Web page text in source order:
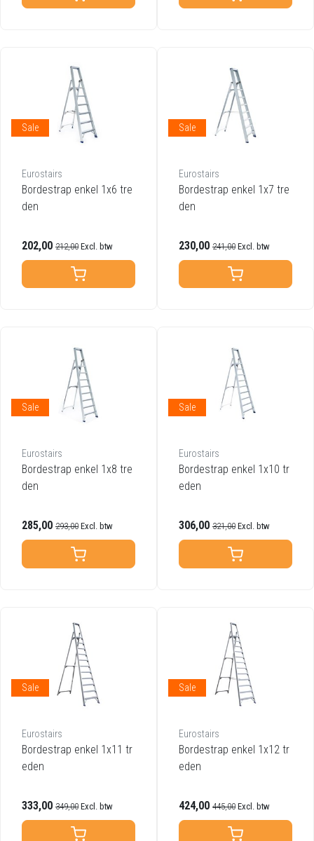
Sale
Eurostairs
Bordestrap enkel 1x6 tre
den
202,00 212,00 Excl. btw
Sale
Eurostairs
Bordestrap enkel 1x7 tre
den
230,00 241,00 Excl. btw
Sale
Eurostairs
Bordestrap enkel 1x8 tre
den
285,00 293,00 Excl. btw
Sale
Eurostairs
Bordestrap enkel 1x10 tr
eden
306,00 321,00 Excl. btw
Sale
Eurostairs
Bordestrap enkel 1x11 tr
eden
333,00 349,00 Excl. btw
Sale
Eurostairs
Bordestrap enkel 1x12 tr
eden
424,00 445,00 Excl. btw